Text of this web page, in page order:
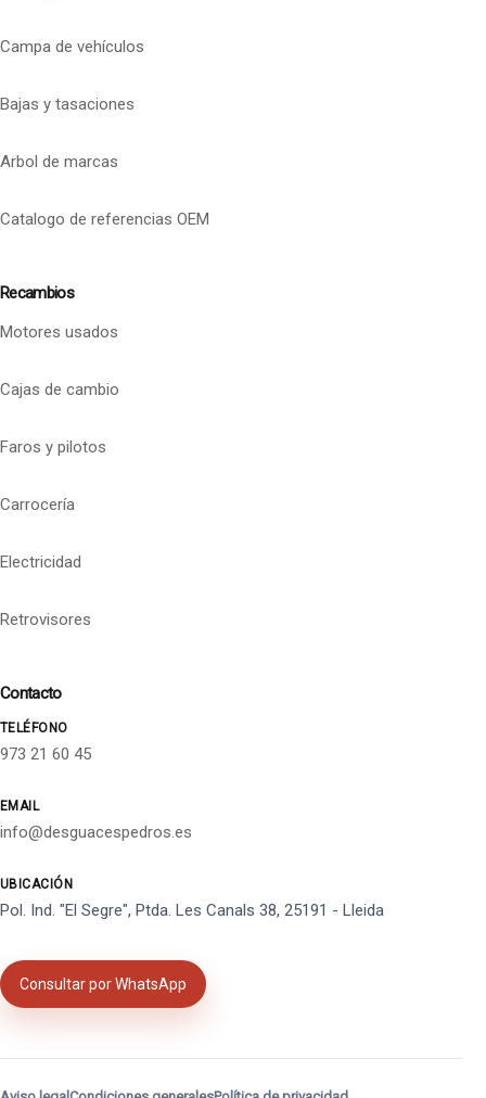
Campa de vehículos
Bajas y tasaciones
Arbol de marcas
Catalogo de referencias OEM
Recambios
Motores usados
Cajas de cambio
Faros y pilotos
Carrocería
Electricidad
Retrovisores
Contacto
TELÉFONO
973 21 60 45
EMAIL
info@desguacespedros.es
UBICACIÓN
Pol. Ind. "El Segre", Ptda. Les Canals 38, 25191 - Lleida
Consultar por WhatsApp